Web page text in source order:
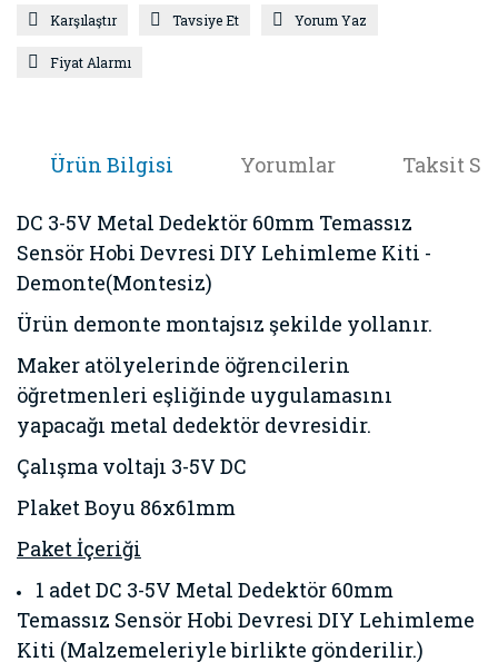
Karşılaştır Tavsiye Et Yorum Yaz
Fiyat Alarmı
Ürün Bilgisi Yorumlar Taksit
DC 3-5V Metal Dedektör 60mm Temassız
Sensör Hobi Devresi DIY Lehimleme Kiti -
Demonte(Montesiz)
Ürün demonte montajsız şekilde yollanır.
Maker atölyelerinde öğrencilerin
öğretmenleri eşliğinde uygulamasını
yapacağı metal dedektör devresidir.
Çalışma voltajı 3-5V DC
Plaket Boyu 86x61mm
Paket İçeriği
1 adet DC 3-5V Metal Dedektör 60mm
Temassız Sensör Hobi Devresi DIY Lehimleme
Kiti (Malzemeleriyle birlikte gönderilir.)